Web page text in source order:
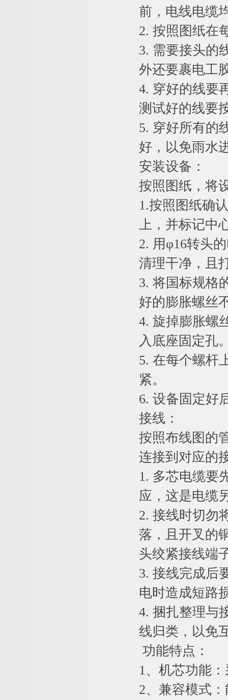
前，电线电缆
2. 按照图纸在
3. 需要接头的
外还要裹电工
4. 穿好的线要
测试好的线要
5. 穿好所有的
好，以免雨水
安装设备：
按照图纸，将
1.按照图纸确
上，并标记中
2. 用φ16转头
清理干净，且
3. 将国标规格
好的膨胀螺丝
4. 旋掉膨胀螺
入底座固定孔
5. 在每个螺杆
紧。
6. 设备固定好
接线：
按照布线图的
连接到对应的
1. 多芯电缆要
应，这是电缆
2. 接线时切勿
落，且开叉的
头绞紧接线端
3. 接线完成后
电时造成短路
4. 捆扎整理与
线归类，以免
功能特点：
1、机芯功能
2、兼容模式